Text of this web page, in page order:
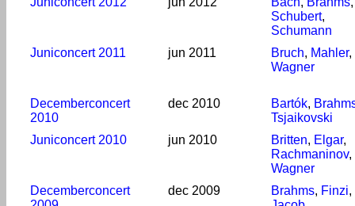
Schubert,
Schumann
Juniconcert 2011
jun 2011 Bruch, Mahler,
Wagner
Decemberconcert
2010
dec 2010 Bartók,
Tsjaikovski
Juniconcert 2010
jun 2010 Britten, Elgar,
Rachmaninov,
Wagner
Decemberconcert
dec 2009 Brahms, Finzi,